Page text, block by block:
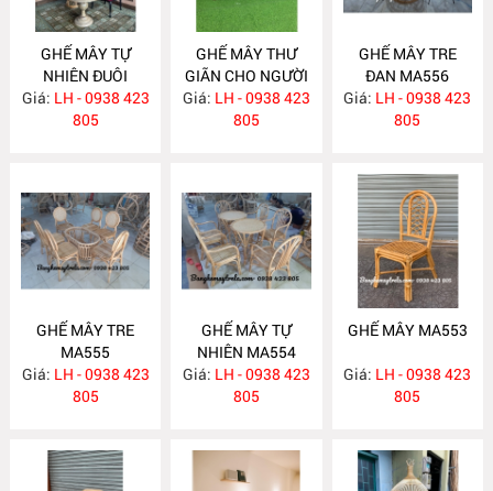
GHẾ MÂY TỰ
NHIÊN ĐUÔI
CÔNG MA562
Giá: LH - 0938 423
805
GHẾ MÂY THƯ
GIÃN CHO NGƯỜI
GIÀ MA558
Giá: LH - 0938 423
805
GHẾ MÂY TRE
ĐAN MA556
Giá: LH - 0938 423
805
GHẾ MÂY TRE
MA555
Giá: LH - 0938 423
805
GHẾ MÂY TỰ
NHIÊN MA554
Giá: LH - 0938 423
805
GHẾ MÂY MA553
Giá: LH - 0938 423
805